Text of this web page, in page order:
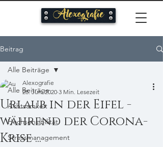
Alexografie
Beitrag
Alle Beiträge
Achtsamkeit
Hochsensibilität
Stressmanagement
Alle Beiträge
Urlaub in der Eifel -
während der Corona-
Krise ...
Alexografie
28. Juni 2020 3 Min. Lesezeit